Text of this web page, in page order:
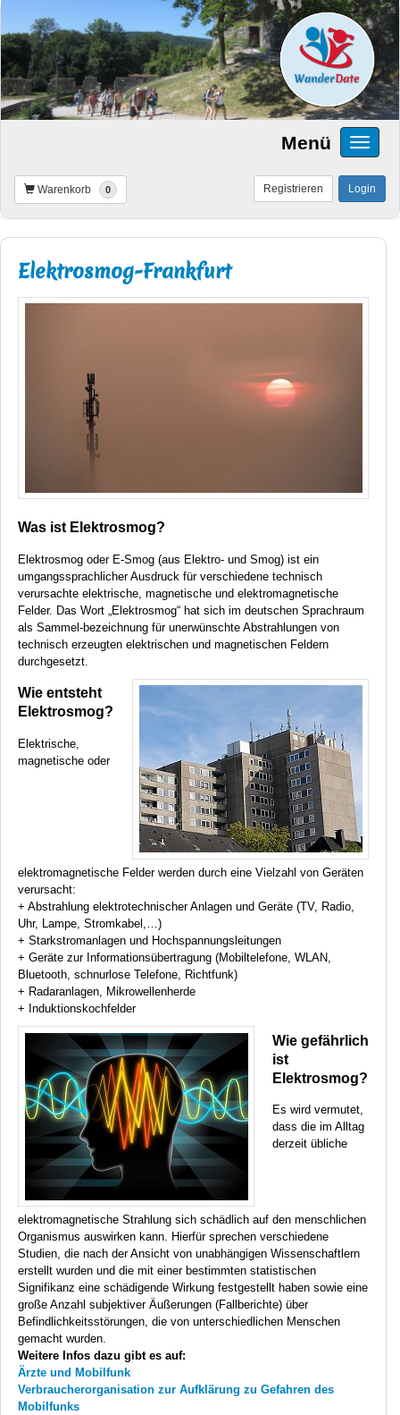
Menü
Warenkorb 0 Login
Registrieren
Elektrosmog-Frankfurt
Was ist Elektrosmog?
Elektrosmog oder E-Smog (aus Elektro- und Smog) ist ein
umgangssprachlicher Ausdruck für verschiedene technisch
verursachte elektrische, magnetische und elektromagnetische
Felder. Das Wort „Elektrosmog“ hat sich im deutschen Sprachraum
als Sammel-bezeichnung für unerwünschte Abstrahlungen von
technisch erzeugten elektrischen und magnetischen Feldern
durchgesetzt.
Wie entsteht
Elektrosmog?
Elektrische,
magnetische oder
elektromagnetische Felder werden durch eine Vielzahl von Geräten
verursacht:
+ Abstrahlung elektrotechnischer Anlagen und Geräte (TV, Radio,
Uhr, Lampe, Stromkabel,…)
+ Starkstromanlagen und Hochspannungsleitungen
+ Geräte zur Informationsübertragung (Mobiltelefone, WLAN,
Bluetooth, schnurlose Telefone, Richtfunk)
+ Radaranlagen, Mikrowellenherde
+ Induktionskochfelder
Wie gefährlich
ist
Elektrosmog?
Es wird vermutet,
dass die im Alltag
derzeit übliche
elektromagnetische Strahlung sich schädlich auf den menschlichen
Organismus auswirken kann. Hierfür sprechen verschiedene
Studien, die nach der Ansicht von unabhängigen Wissenschaftlern
erstellt wurden und die mit einer bestimmten statistischen
Signifikanz eine schädigende Wirkung festgestellt haben sowie eine
große Anzahl subjektiver Äußerungen (Fallberichte) über
Befindlichkeitsstörungen, die von unterschiedlichen Menschen
gemacht wurden.
Weitere Infos dazu gibt es auf:
Ärzte und Mobilfunk
Verbraucherorganisation zur Aufklärung zu Gefahren des
Mobilfunks